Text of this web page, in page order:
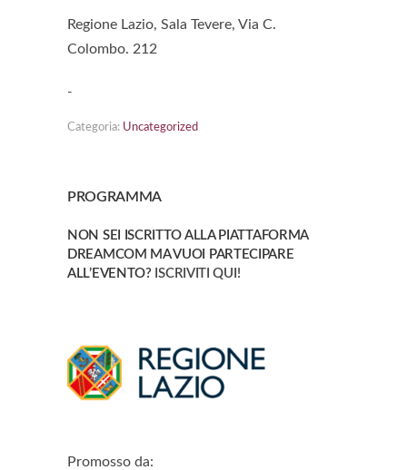
Regione Lazio, Sala Tevere, Via C.
Colombo. 212
-
Categoria: Uncategorized
PROGRAMMA
NON SEI ISCRITTO ALLA PIATTAFORMA
DREAMCOM MA VUOI PARTECIPARE
ALL’EVENTO? ISCRIVITI QUI!
Promosso da: